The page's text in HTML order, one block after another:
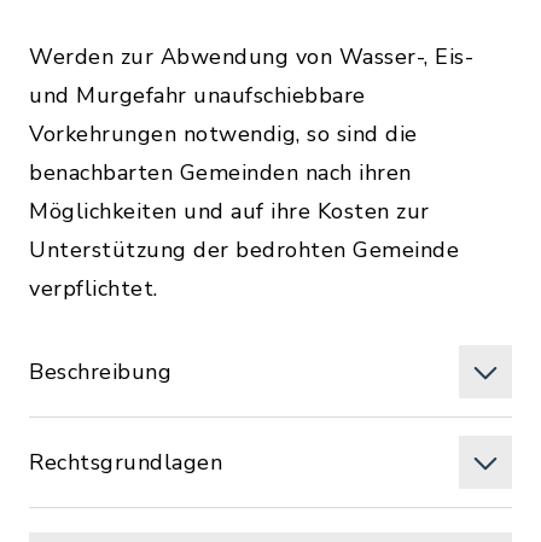
Werden zur Abwendung von Wasser-, Eis-
und Murgefahr unaufschiebbare
Vorkehrungen notwendig, so sind die
benachbarten Gemeinden nach ihren
Möglichkeiten und auf ihre Kosten zur
Unterstützung der bedrohten Gemeinde
verpflichtet.
Beschreibung
Rechtsgrundlagen